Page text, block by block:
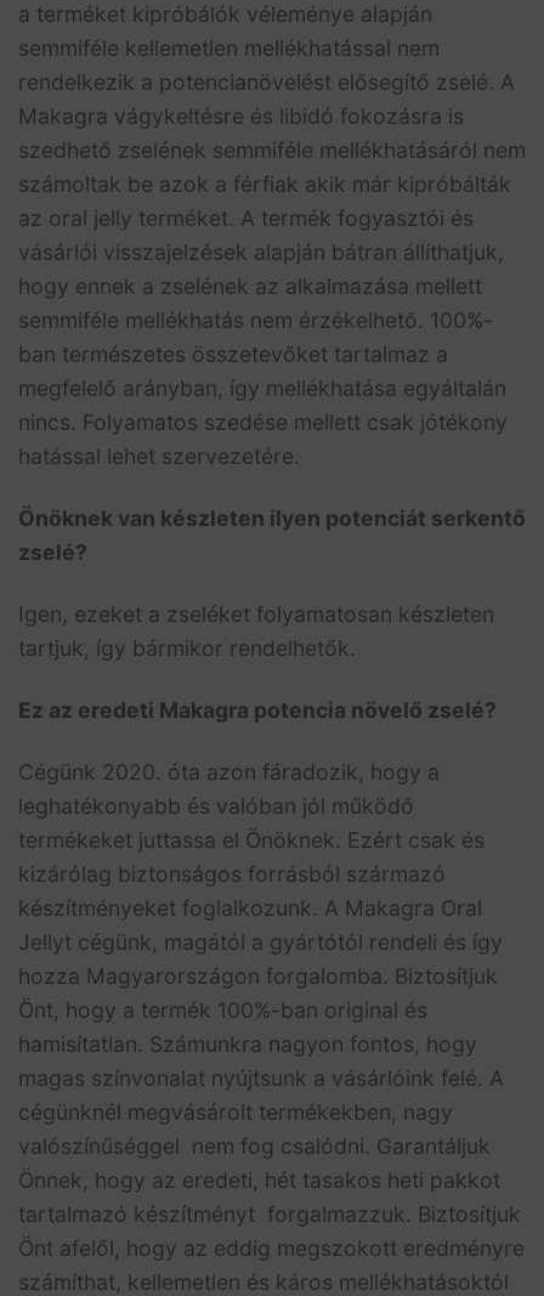
a terméket kipróbálók véleménye alapján
semmiféle kellemetlen mellékhatással nem
rendelkezik a potencianövelést elősegítő zselé. A
Makagra vágykeltésre és libidó fokozásra is
szedhető zselének semmiféle mellékhatásáról nem
számoltak be azok a férfiak akik már kipróbálták
az oral jelly terméket. A termék fogyasztói és
vásárlói visszajelzések alapján bátran állíthatjuk,
hogy ennek a zselének az alkalmazása mellett
semmiféle mellékhatás nem érzékelhető. 100%-
ban természetes összetevőket tartalmaz a
megfelelő arányban, így mellékhatása egyáltalán
nincs. Folyamatos szedése mellett csak jótékony
hatással lehet szervezetére.
Önöknek van készleten ilyen potenciát serkentő
zselé?
Igen, ezeket a zseléket folyamatosan készleten
tartjuk, így bármikor rendelhetők.
Ez az eredeti Makagra potencia növelő zselé?
Cégünk 2020. óta azon fáradozik, hogy a
leghatékonyabb és valóban jól működő
termékeket juttassa el Önöknek. Ezért csak és
kizárólag biztonságos forrásból származó
készítményeket foglalkozunk. A Makagra Oral
Jellyt cégünk, magától a gyártótól rendeli és így
hozza Magyarországon forgalomba. Biztosítjuk
Önt, hogy a termék 100%-ban original és
hamisítatlan. Számunkra nagyon fontos, hogy
magas színvonalat nyújtsunk a vásárlóink felé. A
cégünknél megvásárolt termékekben, nagy
valószínűséggel nem fog csalódni. Garantáljuk
Önnek, hogy az eredeti, hét tasakos heti pakkot
tartalmazó készítményt forgalmazzuk. Biztosítjuk
Önt afelől, hogy az eddig megszokott eredményre
számíthat, kellemetlen és káros mellékhatásoktól